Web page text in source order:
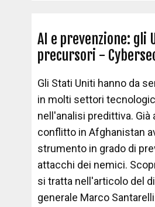
AI e prevenzione: gli
precursori -
Gli Stati Uniti hanno da
in molti settori
nell'analisi predittiva. Già
conflitto in Afghanistan
strumento in grado di
attacchi dei nemici.
si tratta nell'articolo del
generale Marco